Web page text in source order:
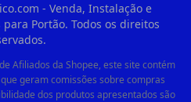
- Venda, Instalação e
Portão. Todos os direitos
Afiliados da Shopee, este site contém
geram comissões sobre compras
dos produtos apresentados são